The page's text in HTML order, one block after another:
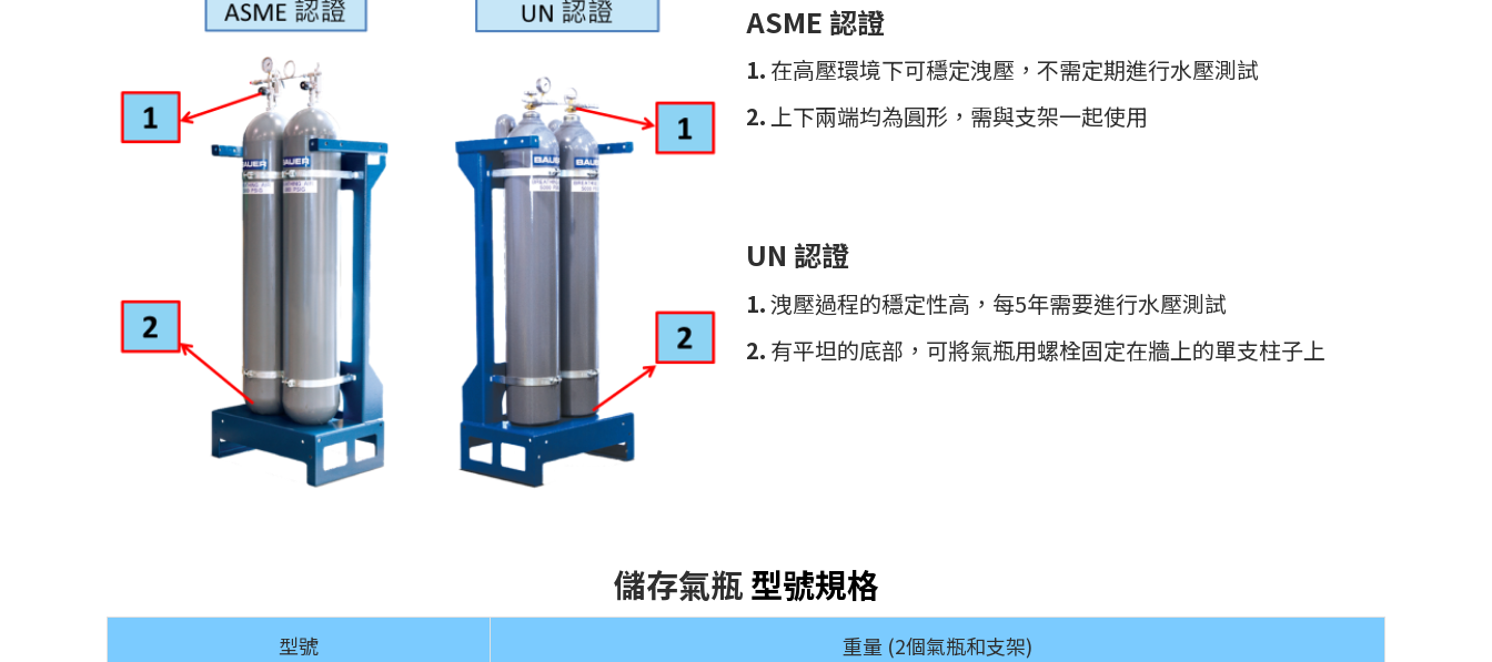
ASME 認證
1. 在高壓環境下可穩定洩壓，不需定期進行水壓測試
2.上下兩端均為圓形，需與支架一起使用
UN 認證
1.洩壓過程的穩定性高，每5年需要進行水壓測試
2. 有平坦的底部，可將氣瓶用螺栓固定在牆上的單支柱子上
儲存氣瓶型號規格
型號 重量 (2個氣瓶和支架)